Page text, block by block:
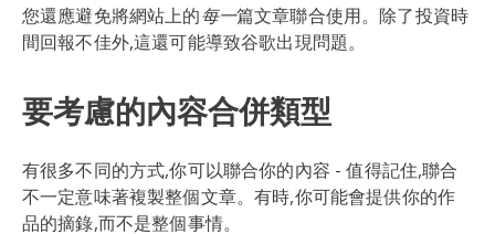
您還應避免將網站上的每一篇文章聯合使用。除了投資時
間回報不佳外,這還可能導致谷歌出現問題。
要考慮的內容合併類型
有很多不同的方式,你可以聯合你的內容 - 值得記住,聯合
不一定意味著複製整個文章。有時,你可能會提供你的作
品的摘錄,而不是整個事情。